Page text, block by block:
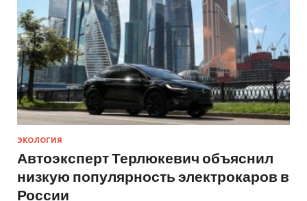
ЭКОЛОГИЯ
Автоэксперт Терлюкевич объяснил
низкую популярность электрокаров в
России